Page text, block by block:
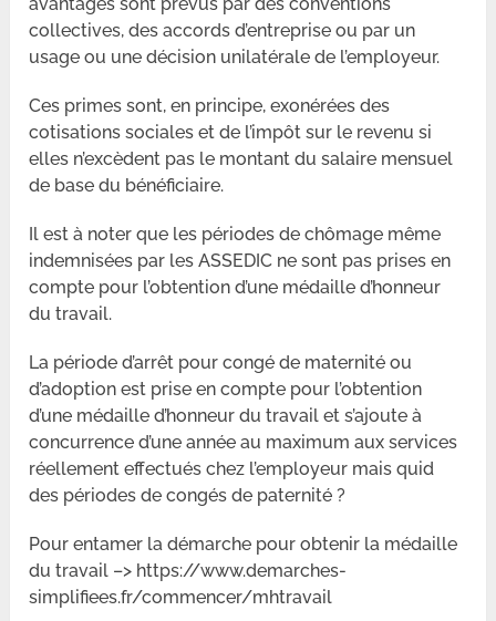
collectives, des accords d’entreprise ou par un
usage ou une décision unilatérale de l’employeur.
Ces primes sont, en principe, exonérées des
cotisations sociales et de l’impôt sur le revenu si
elles n’excèdent pas le montant du salaire mensuel
de base du bénéficiaire.
Il est à noter que les périodes de chômage même
indemnisées par les ASSEDIC ne sont pas prises en
compte pour l’obtention d’une médaille d’honneur
du travail.
La période d’arrêt pour congé de maternité ou
d’adoption est prise en compte pour l’obtention
d’une médaille d’honneur du travail et s’ajoute à
concurrence d’une année au maximum aux services
réellement effectués chez l’employeur mais quid
des périodes de congés de paternité ?
Pour entamer la démarche pour obtenir la médaille
du travail –> https://www.demarches-
simplifiees.fr/commencer/mhtravail